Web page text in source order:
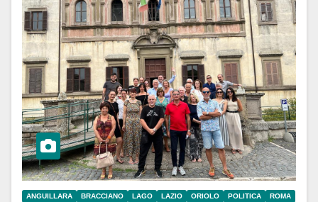
ANGUILLARA BRACCIANO LAGO LAZIO ORIOLO POLITICA
ROMA